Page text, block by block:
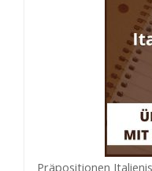
Präpositionen